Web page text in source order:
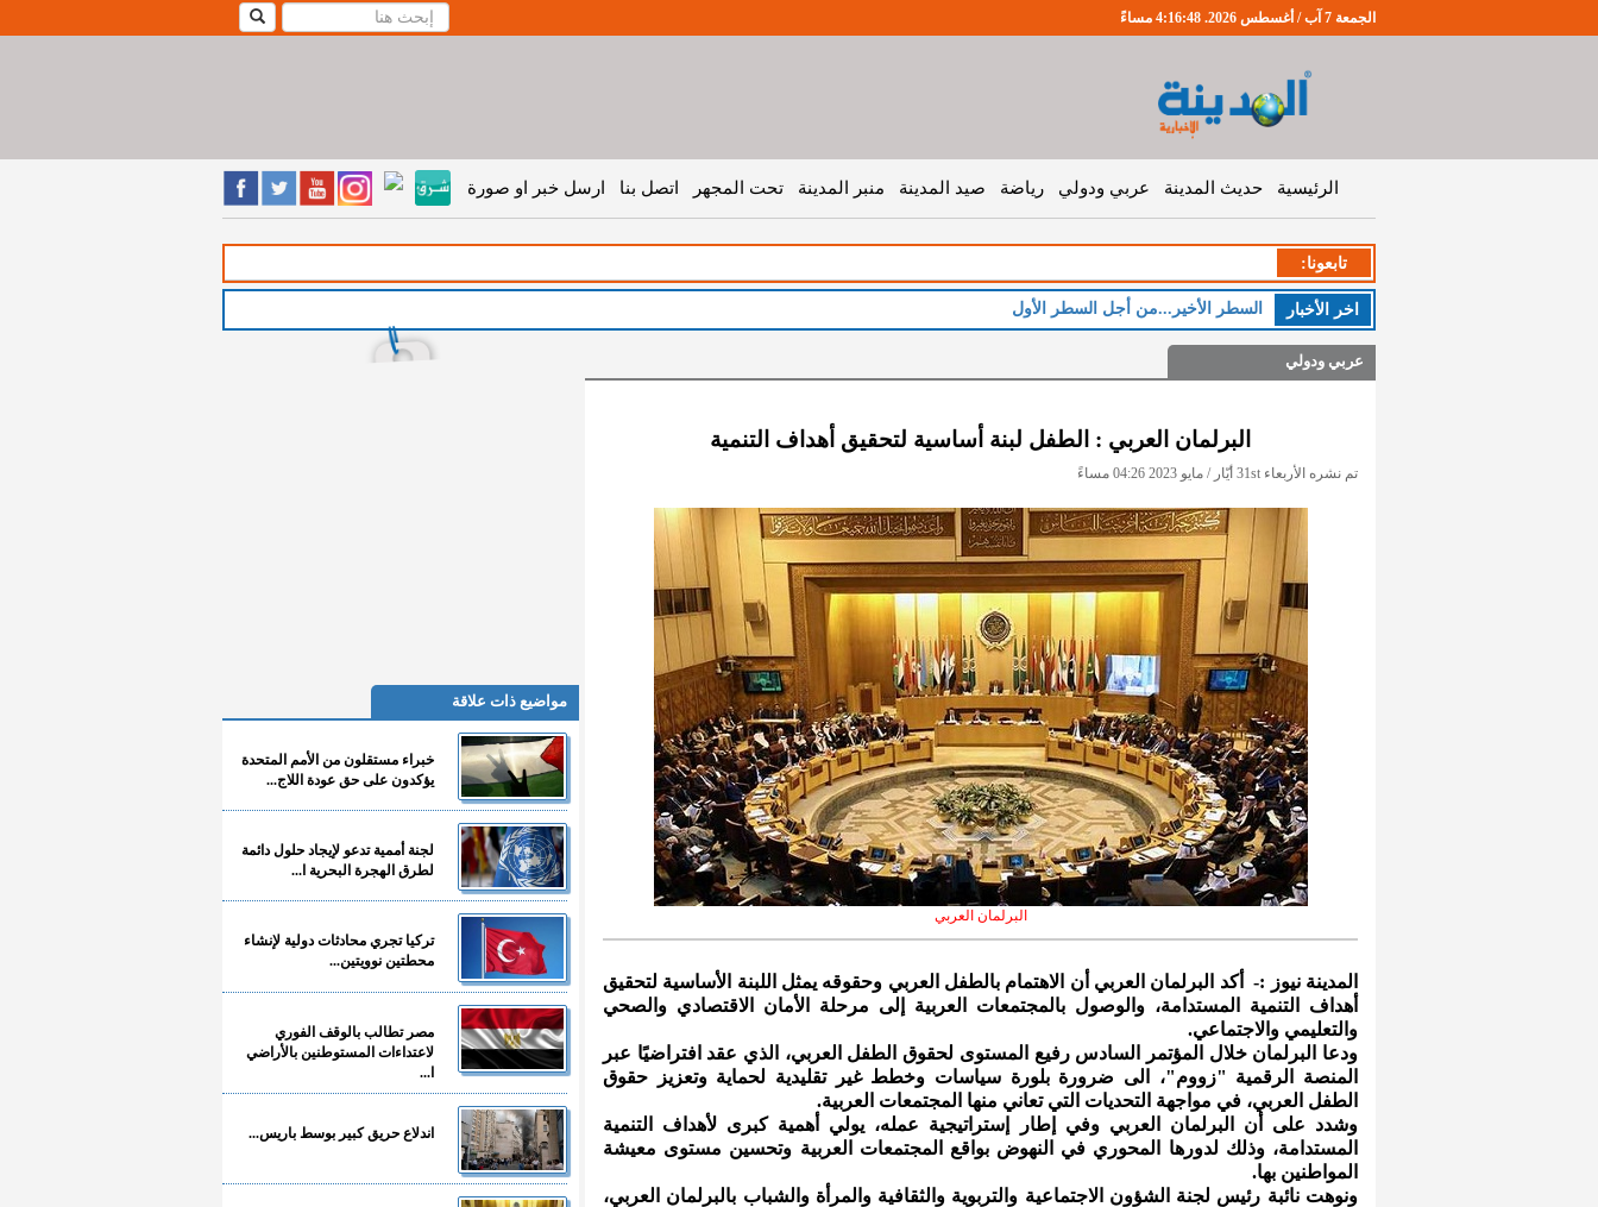
الجمعة 7 آب / أغسطس 2026. 4:16:48 مساءً
الرئيسية حديث المدينة عربي ودولي رياضة صيد المدينة منبر المدينة تحت المجهر اتصل بنا ارسل خبر او صورة
تابعونا:
اخر اﻷخبار السطر الأخير...من أجل السطر الأول
عربي ودولي
البرلمان العربي : الطفل لبنة أساسية لتحقيق أهداف التنمية
تم نشره الأربعاء 31st أيّار / مايو 2023 04:26 مساءً
البرلمان العربي
المدينة نيوز :- أكد البرلمان العربي أن الاهتمام بالطفل العربي وحقوقه يمثل اللبنة الأساسية لتحقيق
أهداف التنمية المستدامة، والوصول بالمجتمعات العربية إلى مرحلة الأمان الاقتصادي والصحي
والتعليمي والاجتماعي.
ودعا البرلمان خلال المؤتمر السادس رفيع المستوى لحقوق الطفل العربي، الذي عقد افتراضيًا عبر
المنصة الرقمية "زووم"، الى ضرورة بلورة سياسات وخطط غير تقليدية لحماية وتعزيز حقوق
الطفل العربي، في مواجهة التحديات التي تعاني منها المجتمعات العربية.
وشدد على أن البرلمان العربي وفي إطار إستراتيجية عمله، يولي أهمية كبرى لأهداف التنمية
المستدامة، وذلك لدورها المحوري في النهوض بواقع المجتمعات العربية وتحسين مستوى معيشة
المواطنين بها.
ونوهت نائبة رئيس لجنة الشؤون الاجتماعية والتربوية والثقافية والمرأة والشباب بالبرلمان العربي،
مواضيع ذات علاقة
خبراء مستقلون من الأمم المتحدة
يؤكدون على حق عودة اللاج...
لجنة أممية تدعو لإيجاد حلول دائمة
لطرق الهجرة البحرية ا...
تركيا تجري محادثات دولية لإنشاء
محطتين نوويتين...
مصر تطالب بالوقف الفوري
لاعتداءات المستوطنين بالأراضي
ا...
اندلاع حريق كبير بوسط باريس...